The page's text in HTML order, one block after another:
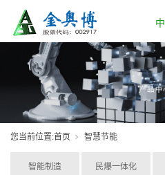
中
您当前位置:首页 智慧节能
智能制造 民爆一体化